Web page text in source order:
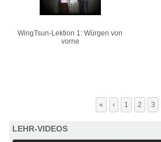
WingTsun-Lektion 1: Würgen von
vorne
« ‹ 1 2 3
LEHR-VIDEOS